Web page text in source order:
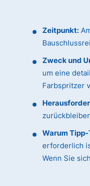
Zeitpunkt:
Zweck und
um eine
Farbspritzer
Warum
erforderlich
Wenn Sie